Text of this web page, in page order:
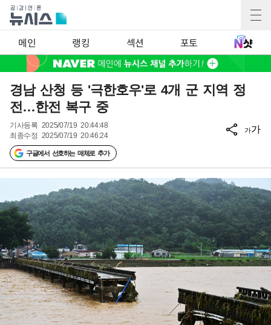
메인 랭킹 섹션 포토
경남 산청 등 '극한호우'로 4개 군 지역 정
전…한전 복구 중
기사등록 2025/07/19 20:44:48
최종수정 2025/07/19 20:46:24
구글에서 선호하는 매체로 추가
가가